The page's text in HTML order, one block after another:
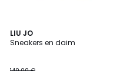
LIU JO
Sneakers en daim
4
Couleurs